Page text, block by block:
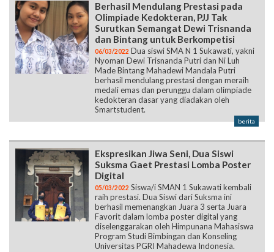
Berhasil Mendulang Prestasi pada
Olimpiade Kedokteran, PJJ Tak
Surutkan Semangat Dewi Trisnanda
dan Bintang untuk Berkompetisi
06/03/2022 Dua siswi SMA N 1 Sukawati, yakni
Nyoman Dewi Trisnanda Putri dan Ni Luh
Made Bintang Mahadewi Mandala Putri
berhasil mendulang prestasi dengan meraih
medali emas dan perunggu dalam olimpiade
kedokteran dasar yang diadakan oleh
Smartstudent.
berita
Ekspresikan Jiwa Seni, Dua Siswi
Suksma Gaet Prestasi Lomba Poster
Digital
05/03/2022 Siswa/i SMAN 1 Sukawati kembali
raih prestasi. Dua Siswi dari Suksma ini
berhasil memenangkan Juara 3 serta Juara
Favorit dalam lomba poster digital yang
diselenggarakan oleh Himpunana Mahasiswa
Program Studi Bimbingan dan Konseling
Universitas PGRI Mahadewa Indonesia.